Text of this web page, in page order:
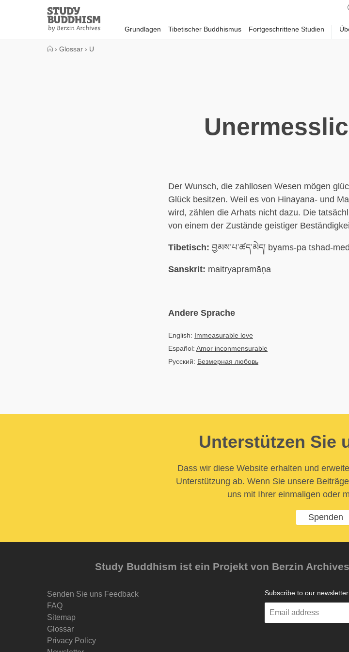
Study
Buddhism
Home
Grundlagen Tibetischer Buddhismus Fortgeschrittene Studien
› Glossar › U
Der Wunsch, die zahllosen Wesen mögen
Glück besitzen. Weil es von Hinayana- und
wird, zählen die Arhats nicht dazu. Die
von einem der Zustände geistiger
Tibetisch: བྱམས་པ་ཚད་མེད། byams-pa tshad-med
Sanskrit: maitryapramāṇa
Andere Sprache
English: Immeasurable love
Español: Amor inconmensurable
Русский: Безмерная любовь
Unterstützen Sie
Dass wir diese Website erhalten und
Unterstützung ab. Wenn Sie unsere
uns mit Ihrer einmaligen oder
Spenden
Study Buddhism ist ein Projekt von Berzin
Senden Sie uns Feedback
FAQ
Sitemap
Glossar
Privacy Policy
Subscribe to our newsletter
Enter